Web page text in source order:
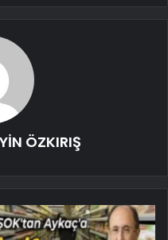
ÖZKIRIŞ